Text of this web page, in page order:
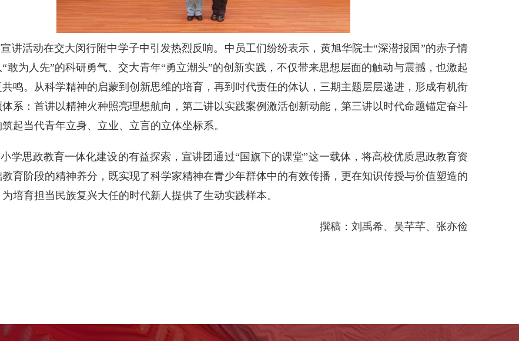
讲活动在交大闵行附中学子中引发热烈反响。中员工们纷纷表示，黄旭华院士“深潜报国”的赤子情
敢为人先”的科研勇气、交大青年“勇立潮头”的创新实践，不仅带来思想层面的触动与震撼，也激起
鸣。从科学精神的启蒙到创新思维的培育，再到时代责任的体认，三期主题层层递进，形成有机衔
系：首讲以精神火种照亮理想航向，第二讲以实践案例激活创新动能，第三讲以时代命题锚定奋斗
起当代青年立身、立业、立言的立体坐标系。
学思政教育一体化建设的有益探索，宣讲团通过“国旗下的课堂”这一载体，将高校优质思政教育资
育阶段的精神养分，既实现了科学家精神在青少年群体中的有效传播，更在知识传授与价值塑造的
培育担当民族复兴大任的时代新人提供了生动实践样本。
撰稿：刘禹希、吴芊芊、张亦俭